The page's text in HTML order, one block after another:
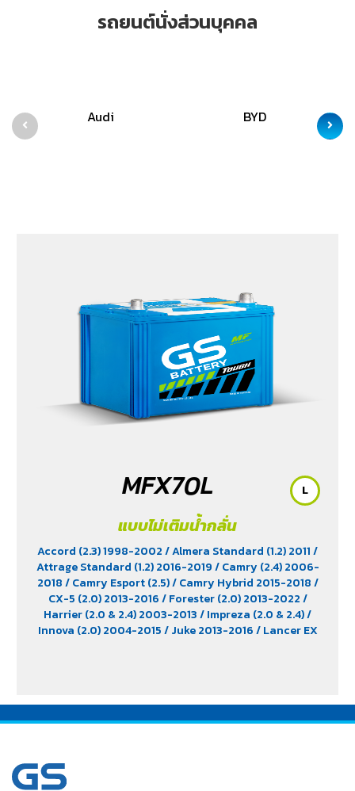
รถยนต์นั่งส่วนบุคคล
Audi BYD
MFX70L
แบบไม่เติมน้ำกลั่น
Accord (2.3) 1998-2002/ Almera Standard (1.2) 2011/
Attrage Standard (1.2) 2016-2019/ Camry (2.4) 2006-
2018/ Camry Esport (2.5)/ Camry Hybrid 2015-2018/
CX-5 (2.0) 2013-2016/ Forester (2.0) 2013-2022/
Harrier (2.0 & 2.4) 2003-2013/ Impreza (2.0 & 2.4)/
Innova (2.0) 2004-2015/ Juke 2013-2016/ Lancer EX
(2.0 & 2.5) 2004-2017/ Tucson (2.0) 2011/ WRX STI
(2.0) 2020-2022/ WRX STI (2.5)/ X-Trail/ XV 2017-
L